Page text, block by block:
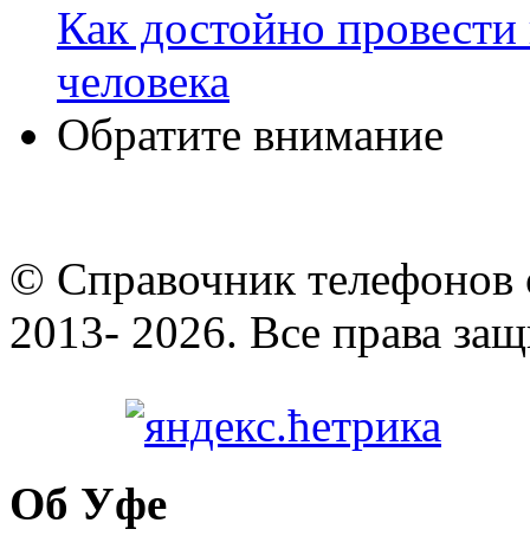
Как достойно
человека
Обратите внимание
© Cправочник телефонов
2013- 2026. Все права
Об Уфе